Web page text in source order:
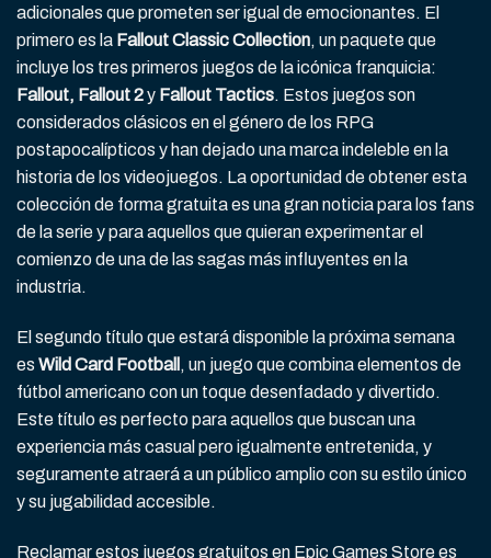
adicionales que prometen ser igual de emocionantes. El
primero es la Fallout Classic Collection, un paquete que
incluye los tres primeros juegos de la icónica franquicia:
Fallout, Fallout 2y Fallout Tactics. Estos juegos son
considerados clásicos en el género de los RPG
postapocalípticos y han dejado una marca indeleble en la
historia de los videojuegos. La oportunidad de obtener esta
colección de forma gratuita es una gran noticia para los fans
de la serie y para aquellos que quieran experimentar el
comienzo de una de las sagas más influyentes en la
industria.
El segundo título que estará disponible la próxima semana
es Wild Card Football , un juego que combina elementos de
fútbol americano con un toque desenfadado y divertido.
Este título es perfecto para aquellos que buscan una
experiencia más casual pero igualmente entretenida, y
seguramente atraerá a un público amplio con su estilo único
y su jugabilidad accesible.
Reclamar estos juegos gratuitos en Epic Games Store es